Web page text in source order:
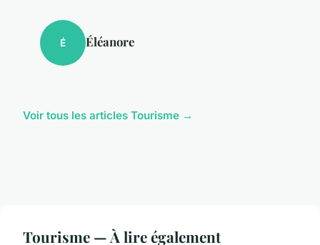
É Éléanore
Voir tous les articles Tourisme →
Tourisme — À lire également